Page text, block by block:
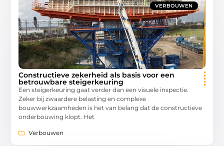
VERBOUWEN
Constructieve zekerheid als basis voor een
betrouwbare steigerkeuring
Een steigerkeuring gaat verder dan een visuele inspectie.
Zeker bij zwaardere belasting en complexe
bouwwerkzaamheden is het van belang dat de constructieve
onderbouwing klopt. Het
Verbouwen